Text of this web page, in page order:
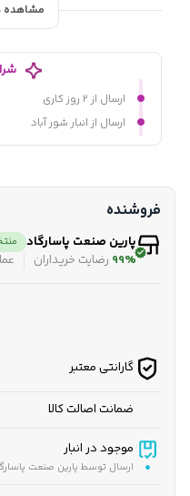
مشاهده
ارسال از ۲ روز کاری
ارسال از انبار شور آباد
فروشنده
پارین صنعت پاسارگاد
99% رضایت خریداران
گارانتی معتبر
ضمانت اصالت کالا
موجود در انبار
ارسال توسط پارین صنعت